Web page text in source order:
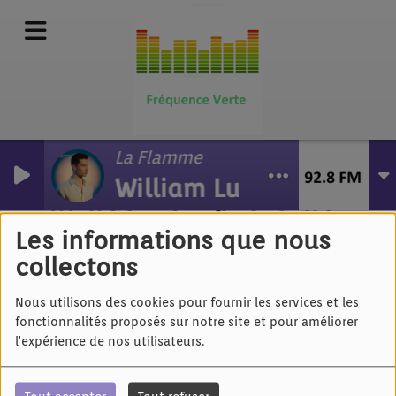
Les informations que nous
collectons
Nous utilisons des cookies pour fournir les services et les
fonctionnalités proposés sur notre site et pour améliorer
l'expérience de nos utilisateurs.
La Flamme
William Lubelli
Bal des Pompiers de
Strasbourg 2019